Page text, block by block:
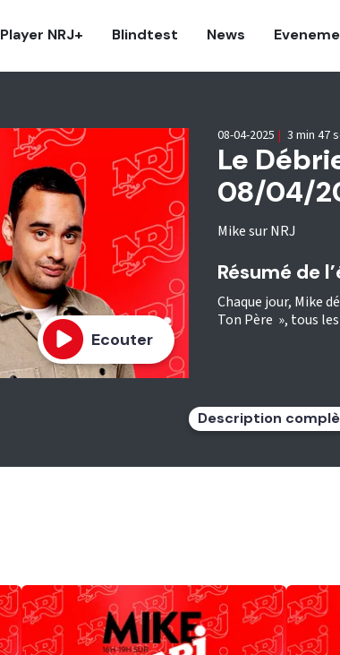
Player NRJ+ Blindtest News
Ecouter
Le
08/04/
Mike sur NRJ
08-04-2025 | 3 min 47
Résumé de
Chaque jour, Mike
Ton Père », tous les
Description